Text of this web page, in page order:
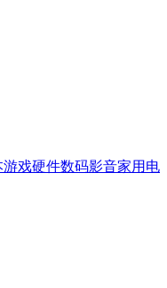
游戏硬件数码影音家用电